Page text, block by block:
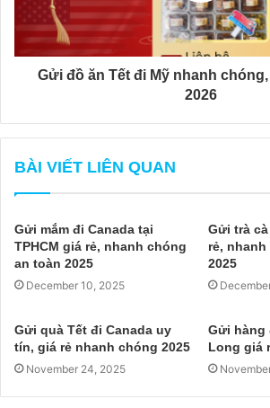
Gửi đồ ăn Tết đi Mỹ nhanh
2026
BÀI VIẾT LIÊN QUAN
Gửi mắm đi Canada tại
TPHCM giá rẻ, nhanh chóng
an toàn 2025
December 10, 2025
Gửi trà
rẻ, nhanh
2025
Gửi quà Tết đi Canada uy
tín, giá rẻ nhanh chóng 2025
November 24, 2025
Gửi hàng
Long giá